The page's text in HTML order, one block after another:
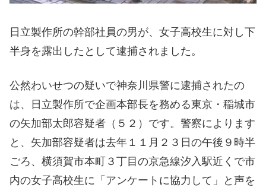
日立製作所の幹部社員の男が、女子高校生に対し下
半身を露出したとして逮捕されました。
公然わいせつの疑いで神奈川県警に逮捕されたの
は、日立製作所で企画本部長を務める東京・稲城市
の矢加部太郎容疑者（５２）です。警察によります
と、矢加部容疑者は去年１１月２３日の午後９時半
ごろ、横須賀市本町３丁目の京急線汐入駅近くで市
内の女子高校生に「アンケートに協力して」と声を